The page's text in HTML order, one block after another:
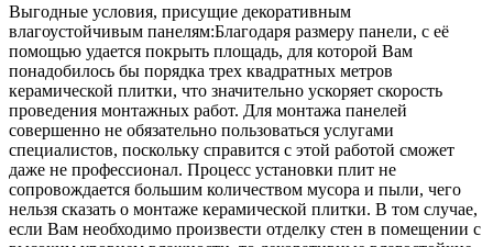
Выгодные условия, присущие декоративным
влагоустойчивым панелям:Благодаря размеру панели, с её
помощью удается покрыть площадь, для которой Вам
понадобилось бы порядка трех квадратных метров
керамической плитки, что значительно ускоряет скорость
проведения монтажных работ. Для монтажа панелей
совершенно не обязательно пользоваться услугами
специалистов, поскольку справится с этой работой сможет
даже не профессионал. Процесс установки плит не
сопровождается большим количеством мусора и пыли, чего
нельзя сказать о монтаже керамической плитки. В том случае,
если Вам необходимо произвести отделку стен в помещении с